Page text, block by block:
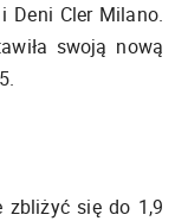
Deni Cler Milano.
swoją nową
zbliżyć się do 1,9